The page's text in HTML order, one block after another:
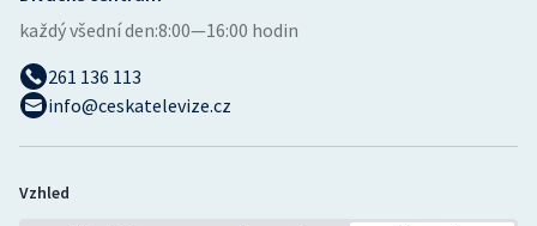
každý všední den:8:00—16:00 hodin
261 136 113
info@ceskatelevize.cz
Vzhled